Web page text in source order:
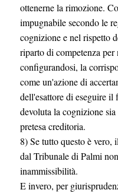
ottenerne la rimozione.
impugnabile secondo le
cognizione e nel rispetto
riparto di competenza per
configurandosi, la
come un'azione di
dell'esattore di eseguire
devoluta la cognizione
pretesa creditoria.
8) Se tutto questo è
dal Tribunale di Palmi
inammissibilità.
E invero, per